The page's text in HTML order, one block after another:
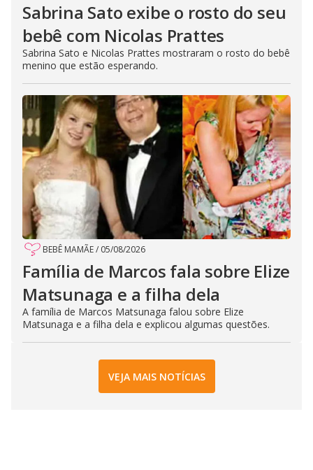
Sabrina Sato exibe o rosto do seu
bebê com Nicolas Prattes
Sabrina Sato e Nicolas Prattes mostraram o rosto do bebê
menino que estão esperando.
BEBÊ MAMÃE/ 05/08/2026
Família de Marcos fala sobre Elize
Matsunaga e a filha dela
A família de Marcos Matsunaga falou sobre Elize
Matsunaga e a filha dela e explicou algumas questões.
VEJA MAIS NOTÍCIAS